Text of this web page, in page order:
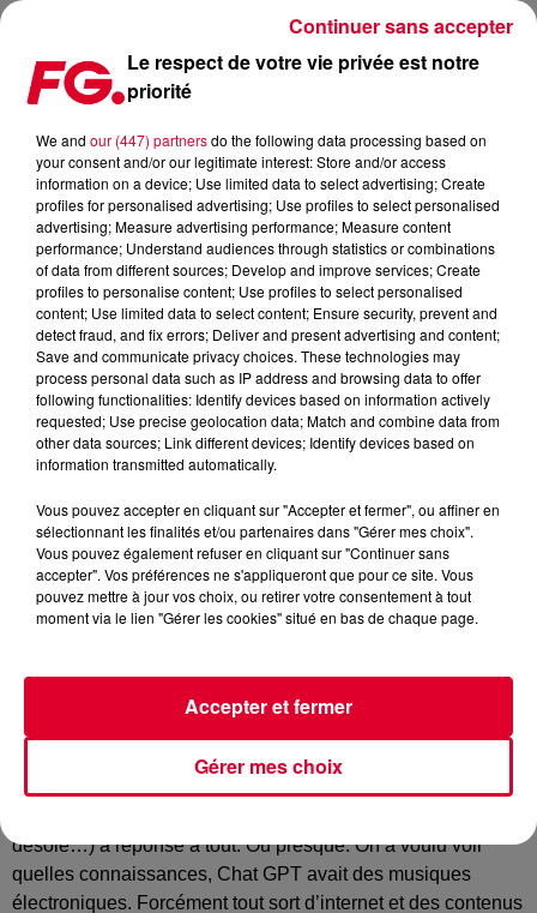
CHAT GPT A AUSSI SON AVIS SUR LES MUSIQUES
Publié : 6 avril 2023 à 12h21 par Christophe HUBERT
Imprenable Chat GPT ! L’intelligence artificielle la plus
sollicitée du moment, véritable oracle pour tout journaliste
désolé…) a réponse à tout. Ou presque. On a voulu voir
quelles connaissances, Chat GPT avait des musiques
électroniques. Forcément tout sort d’internet et des contenus
Le respect de votre vie privée est notre
priorité
We and our (447) partnersdo the following data processing based on
your consent and/or our legitimate interest: Store and/or access
information on a device; Use limited data to select advertising; Create
profiles for personalised advertising; Use profiles to select personalised
advertising; Measure advertising performance; Measure content
performance; Understand audiences through statistics or combinations
of data from different sources; Develop and improve services; Create
profiles to personalise content; Use profiles to select personalised
content; Use limited data to select content; Ensure security, prevent and
detect fraud, and fix errors; Deliver and present advertising and content;
Save and communicate privacy choices. These technologies may
process personal data such as IP address and browsing data to offer
following functionalities: Identify devices based on information actively
requested; Use precise geolocation data; Match and combine data from
other data sources; Link different devices; Identify devices based on
information transmitted automatically.
Vous pouvez accepter en cliquant sur "Accepter et fermer", ou affiner en
sélectionnant les finalités et/ou partenaires dans "Gérer mes choix".
Vous pouvez également refuser en cliquant sur "Continuer sans
accepter". Vos préférences ne s'appliqueront que pour ce site. Vous
pouvez mettre à jour vos choix, ou retirer votre consentement à tout
moment via le lien "Gérer les cookies" situé en bas de chaque page.
Gérer mes choix
Accepter et fermer
Continuer sans accepter